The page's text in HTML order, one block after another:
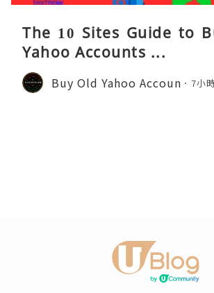
The 10 Sites Guide to
Yahoo Accounts ...
Buy Old Yahoo Accoun 7小